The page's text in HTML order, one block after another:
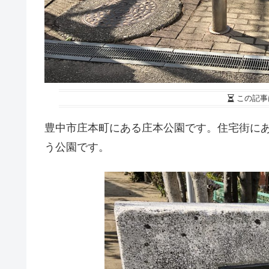
この記
豊中市庄本町にある庄本公園です。住宅街に
う公園です。